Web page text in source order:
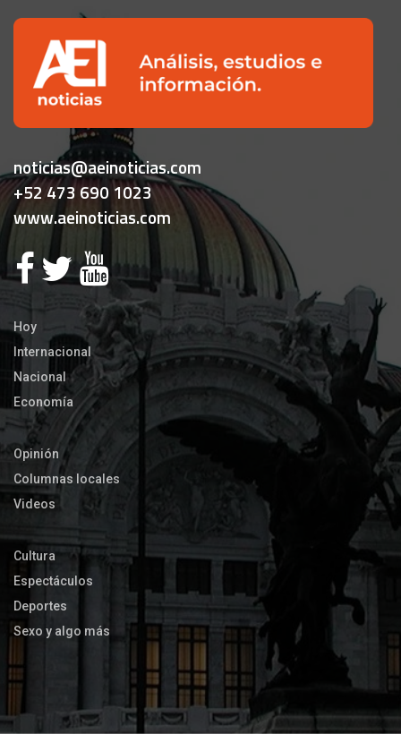
noticias@aeinoticias.com
+52 473 690 1023
www.aeinoticias.com
Hoy
Internacional
Nacional
Economía
Opinión
Columnas locales
Videos
Cultura
Espectáculos
Deportes
Sexo y algo más